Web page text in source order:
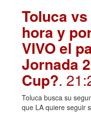
Toluca
hora y
VIVO el
Jornada
Cup?.
Toluca busca su
que LA quiere seguir